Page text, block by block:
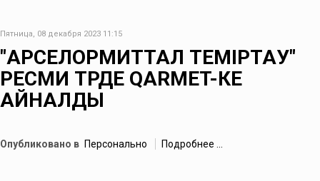
Пятница, 08 декабря 2023 11:15
"АРСЕЛОРМИТТАЛ ТЕМІРТАУ"
РЕСМИ ТҮРДЕ QARMET-КЕ
АЙНАЛДЫ
Опубликовано в Персонально Подробнее ...